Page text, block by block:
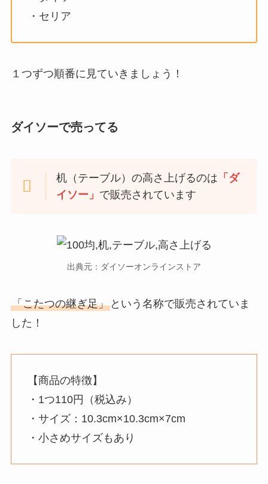
・セリア
１つずつ順番に見ていきましょう！
ダイソーで売ってる
机（テーブル）の高さ上げるのは 「ダ
イソー」 で販売されています
出典元：ダイソーオンラインストア
「こたつの継ぎ足」という名称で販売されていま
した！
【商品の特徴】
・1つ110円（税込み）
・サイズ：10.3cm×10.3cm×7cm
・小さめサイズもあり